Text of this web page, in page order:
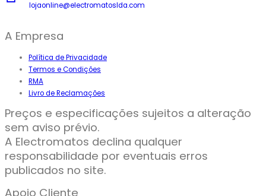
lojaonline@electromatoslda.com
A Empresa
Política de Privacidade
Termos e Condições
RMA
Livro de Reclamações
Preços e especificações sujeitos a alteração
sem aviso prévio.
A Electromatos declina qualquer
responsabilidade por eventuais erros
publicados no site.
Apoio Cliente